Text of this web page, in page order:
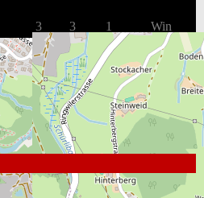
3 3 1 Win
0 2 Loss
G A PIM